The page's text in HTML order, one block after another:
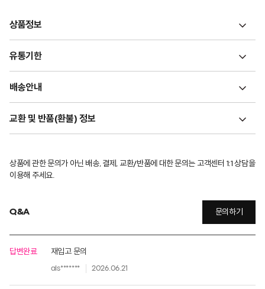
상품정보
유통기한
배송안내
교환 및 반품(환불) 정보
상품에 관한 문의가 아닌 배송, 결제, 교환/반품에 대한 문의는 고객센터 1:1 상담을
이용해 주세요.
Q&A 문의하기
답변완료 재입고 문의
als******* 2026.06.21